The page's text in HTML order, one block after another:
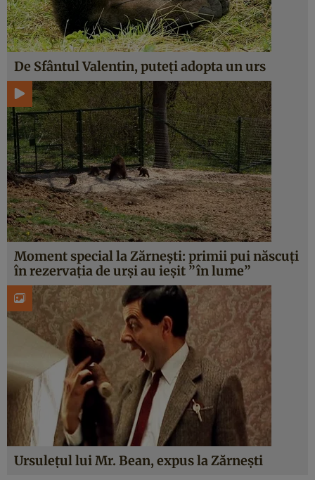
De Sfântul Valentin, puteţi adopta un urs
Moment special la Zărneşti: primii pui născuţi
în rezervaţia de urşi au ieşit ”în lume”
Ursuleţul lui Mr. Bean, expus la Zărneşti